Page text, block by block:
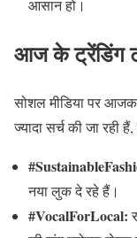
आसान हो।
आज के ट्रेंडिंग
सोशल मीडिया पर
ज्यादा सर्च की जा रही हैं,
नया लुक दे रहे हैं।
#VocalForLocal: